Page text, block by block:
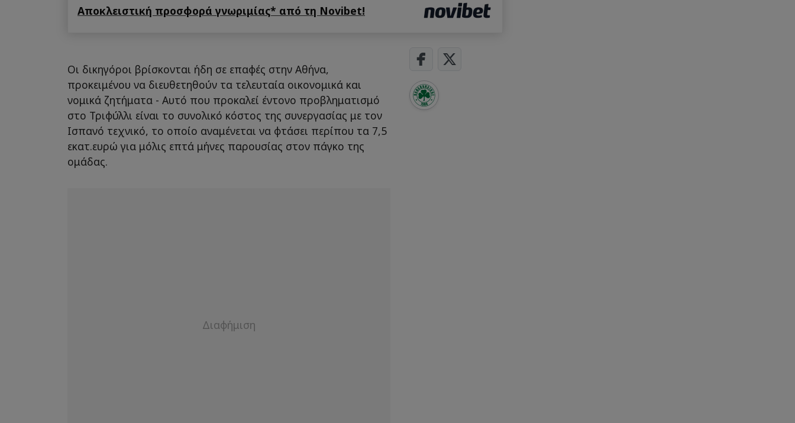
Αποκλειστική προσφορά γνωριμίας* από τη Novibet!
Οι δικηγόροι βρίσκονται ήδη σε επαφές στην Αθήνα,
προκειμένου να διευθετηθούν τα τελευταία οικονομικά και
νομικά ζητήματα - Αυτό που προκαλεί έντονο προβληματισμό
στο Τριφύλλι είναι το συνολικό κόστος της συνεργασίας με τον
Ισπανό τεχνικό, το οποίο αναμένεται να φτάσει περίπου τα 7,5
εκατ.ευρώ για μόλις επτά μήνες παρουσίας στον πάγκο της
ομάδας.